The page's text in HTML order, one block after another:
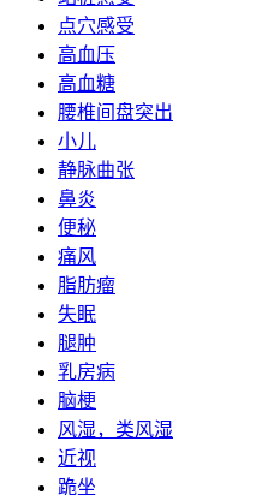
点穴感受
高血压
高血糖
腰椎间盘突出
小儿
静脉曲张
鼻炎
便秘
痛风
脂肪瘤
失眠
腿肿
乳房病
脑梗
风湿，类风湿
近视
跪坐